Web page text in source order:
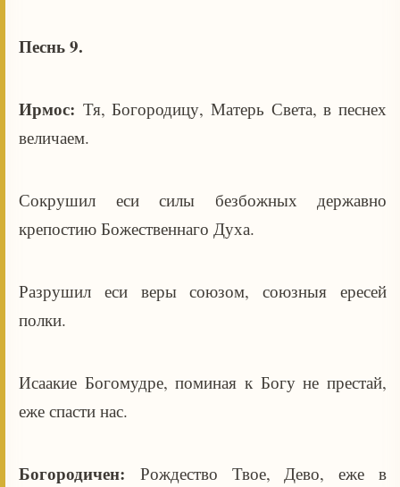
Песнь 9.
Ирмос: Тя, Богородицу, Матерь Света, в песнех
величаем.
Сокрушил еси силы безбожных державно
крепостию Божественнаго Духа.
Разрушил еси веры союзом, союзныя ересей
полки.
Исаакие Богомудре, поминая к Богу не престай,
еже спасти нас.
Богородичен: Рождество Твое, Дево, еже в